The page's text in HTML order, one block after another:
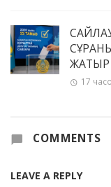
ЖАТЫР
17
COMMENTS
LEAVE A REPLY